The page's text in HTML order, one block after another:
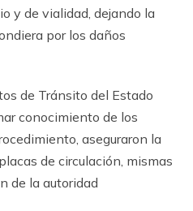
y de vialidad, dejando la
por los daños
de Tránsito del Estado
conocimiento de los
aseguraron la
de circulación, mismas
de la autoridad